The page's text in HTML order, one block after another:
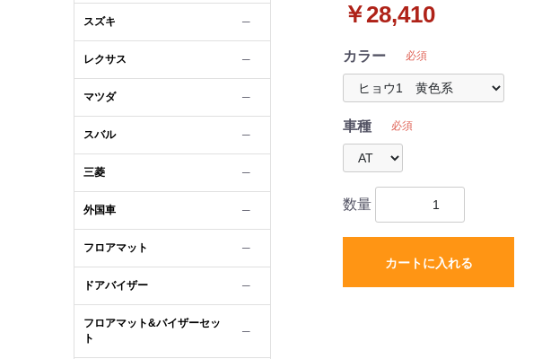
スズキ ─
レクサス ─
マツダ ─
スバル ─
三菱 ─
外国車 ─
フロアマット ─
ドアバイザー ─
フロアマット&バイザーセッ
ト
─
￥28,410
カラー 必須
車種 必須
数量
カートに入れる